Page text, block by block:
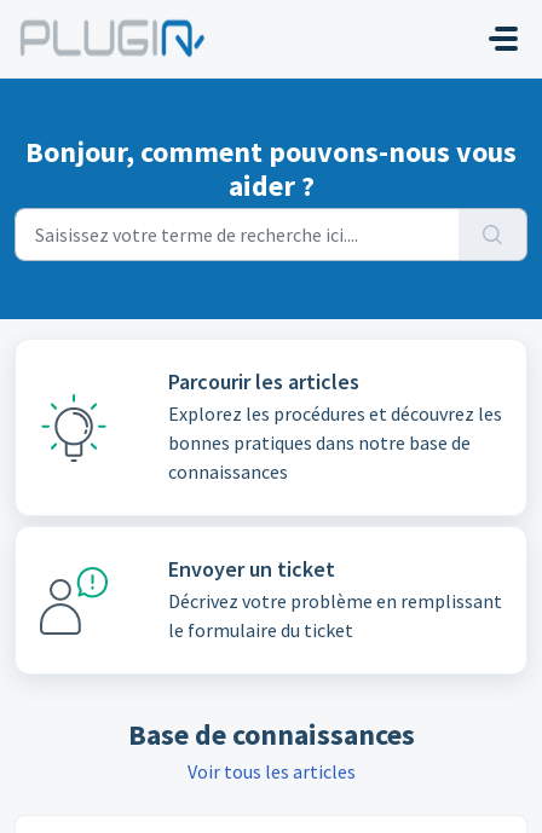
Bonjour, comment pouvons-nous vous
aider ?
Parcourir les articles
Explorez les procédures et découvrez les
bonnes pratiques dans notre base de
connaissances
Envoyer un ticket
Décrivez votre problème en remplissant
le formulaire du ticket
Base de connaissances
Voir tous les articles